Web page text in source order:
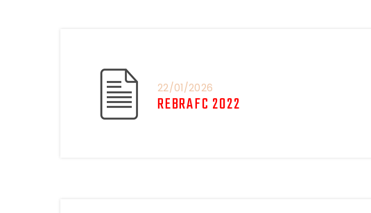
22/01/2026
REBRAFC 2022